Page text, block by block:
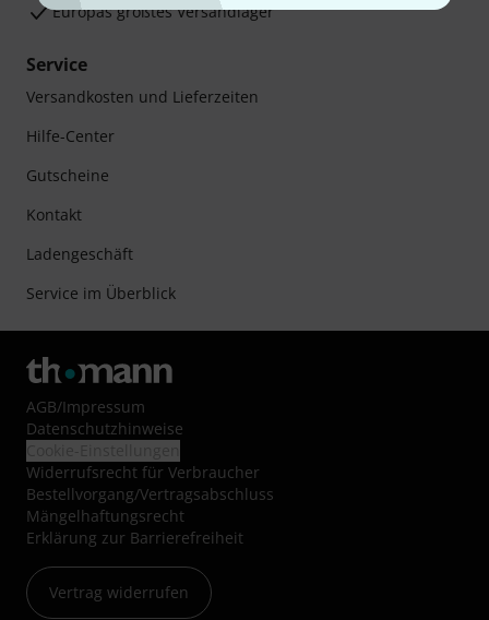
Europas größtes Versandlager
Service
Versandkosten und Lieferzeiten
Hilfe-Center
Gutscheine
Kontakt
Ladengeschäft
Service im Überblick
AGB/Impressum
Datenschutzhinweise
Widerrufsrecht für Verbraucher
Bestellvorgang/Vertragsabschluss
Mängelhaftungsrecht
Erklärung zur Barrierefreiheit
Vertrag widerrufen